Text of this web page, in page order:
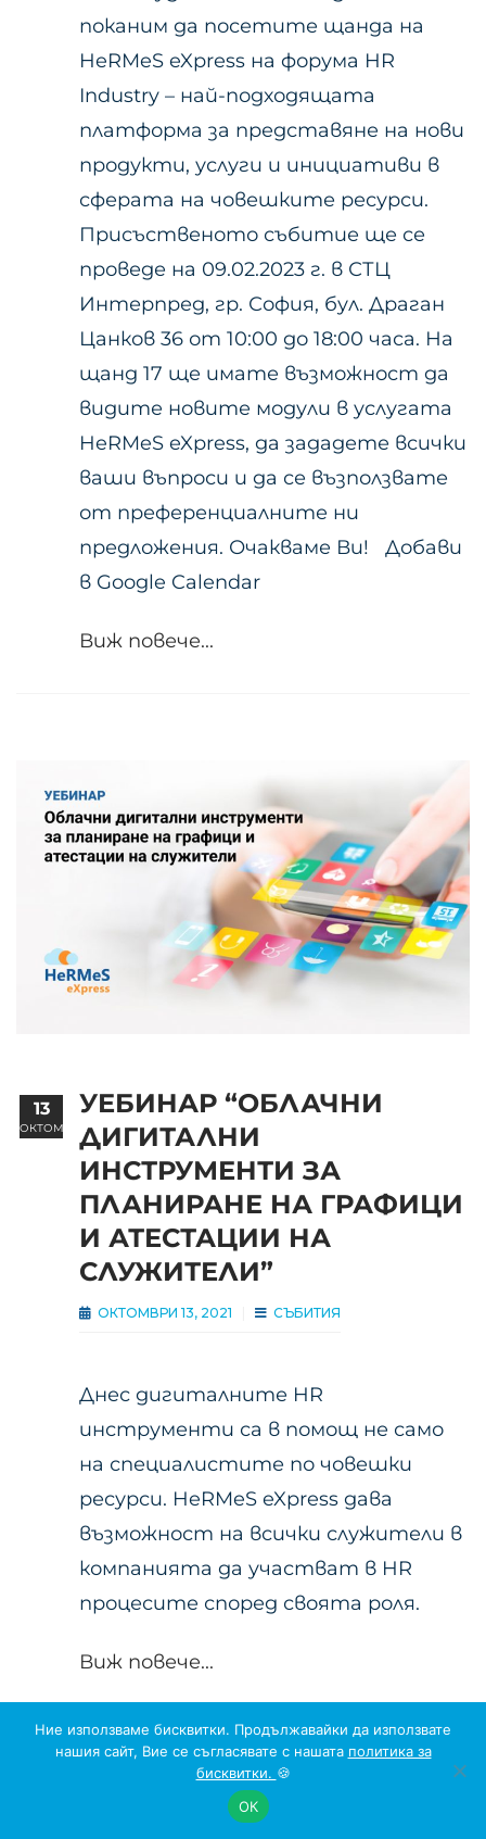
поканим да посетите щанда на
HeRMeS eXpress на форума HR
Industry – най-подходящата
платформа за представяне на нови
продукти, услуги и инициативи в
сферата на човешките ресурси.
Присъственото събитие ще се
проведе на 09.02.2023 г. в СТЦ
Интерпред, гр. София, бул. Драган
Цанков 36 от 10:00 до 18:00 часа. На
щанд 17 ще имате възможност да
видите новите модули в услугата
HeRMeS eXpress, да зададете всички
ваши въпроси и да се възползвате
от преференциалните ни
предложения. Очакваме Ви! Добави
в Google Calendar
Виж повече...
УЕБИНАР “ОБЛАЧНИ
ДИГИТАЛНИ
ИНСТРУМЕНТИ ЗА
ПЛАНИРАНЕ НА ГРАФИЦИ
И АТЕСТАЦИИ НА
СЛУЖИТЕЛИ”
ОКТОМВРИ 13, 2021 СЪБИТИЯ
Днес дигиталните HR
инструменти са в помощ не само
на специалистите по човешки
ресурси. HeRMeS eXpress дава
възможност на всички служители в
компанията да участват в HR
процесите според своята роля.
Виж повече...
13
ОКТОМВРИ
Ние използваме бисквитки. Продължавайки да използвате
нашия сайт, Вие се съгласявате с нашата политика за
бисквитки. 🍪
ОК